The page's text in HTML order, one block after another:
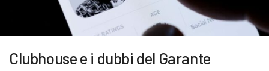
Clubhouse e i dubbi del Garante